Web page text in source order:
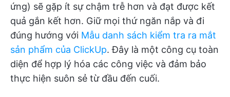
ứng) sẽ gặp ít sự chậm trễ hơn và đạt được kết
quả gắn kết hơn. Giữ mọi thứ ngăn nắp và đi
đúng hướng với Mẫu danh sách kiểm tra ra mắt
sản phẩm của ClickUp. Đây là một công cụ toàn
diện để hợp lý hóa các công việc và đảm bảo
thực hiện suôn sẻ từ đầu đến cuối.